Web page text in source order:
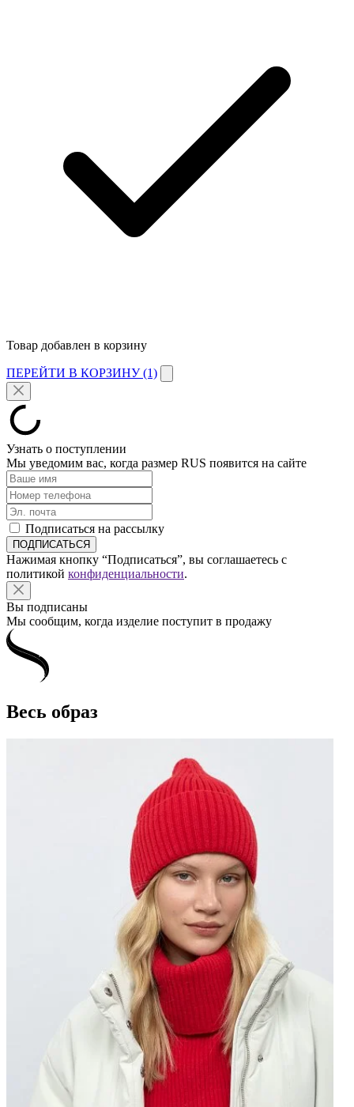
Товар добавлен в корзину
ПЕРЕЙТИ В КОРЗИНУ (1)
Узнать о поступлении
Мы уведомим вас, когда размер RUS появится на сайте
Подписаться на рассылку
Нажимая кнопку “Подписаться”, вы соглашаетесь с
политикой конфиденциальности.
Вы подписаны
Мы сообщим, когда изделие поступит в продажу
Весь образ